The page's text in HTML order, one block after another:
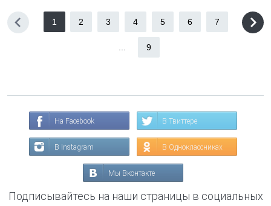
1 2 3 4 5 6 7
9
На Facebook В Твиттере
В Instagram В Одноклассниках
Мы Вконтакте
Подписывайтесь на наши страницы в социальных